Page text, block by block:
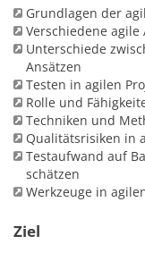
Grundlagen der
Verschiedene agile
Unterschiede
Ansätzen
Testen in agilen
Rolle und
Techniken und
Qualitätsrisiken in
Testaufwand auf
schätzen
Werkzeuge in
Ziel